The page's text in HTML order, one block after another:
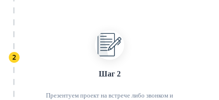
Шаг 2
Презентуем проект на встрече либо звонком и